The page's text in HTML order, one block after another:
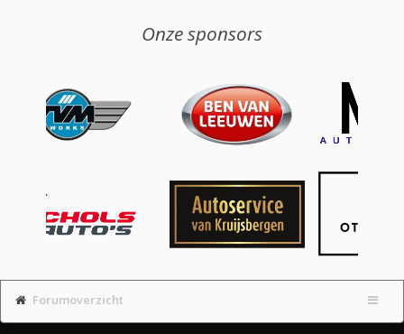
Onze sponsors
Forumoverzicht